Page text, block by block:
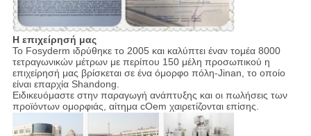
Η επιχείρησή μας
Το Fosyderm ιδρύθηκε το 2005 και καλύπτει έναν τομέα 8000
τετραγωνικών μέτρων με περίπου 150 μέλη προσωπικού η
επιχείρησή μας βρίσκεται σε ένα όμορφο πόλη-Jinan, το οποίο
είναι επαρχία Shandong.
Ειδικευόμαστε στην παραγωγή ανάπτυξης και οι πωλήσεις των
προϊόντων ομορφιάς, αίτημα cOem χαιρετίζονται επίσης.